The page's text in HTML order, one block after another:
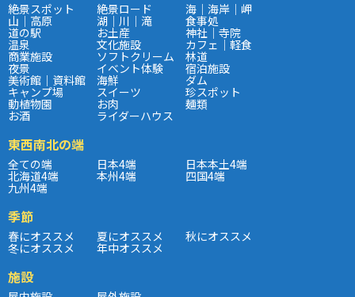
絶景スポット 絶景ロード 海｜海岸｜岬
山｜高原 湖｜川｜滝 食事処
道の駅 お土産 神社｜寺院
温泉 文化施設 カフェ｜軽食
商業施設 ソフトクリーム 林道
夜景 イベント体験 宿泊施設
美術館｜資料館 海鮮 ダム
キャンプ場 スイーツ 珍スポット
動植物園 お肉 麺類
お酒 ライダーハウス
東西南北の端
全ての端 日本4端 日本本土4端
北海道4端 本州4端 四国4端
九州4端
季節
春にオススメ 夏にオススメ 秋にオススメ
冬にオススメ 年中オススメ
施設